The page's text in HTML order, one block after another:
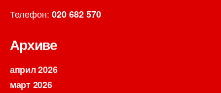
Телефон: 020 682 570
Архиве
април 2026
март 2026